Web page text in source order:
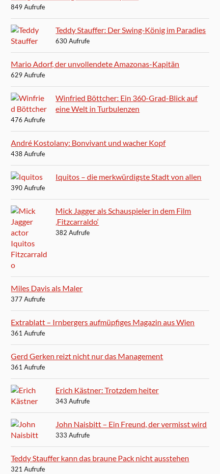
849 Aufrufe
Teddy Stauffer: Der Swing-König im Paradies
630 Aufrufe
Mario Adorf, der unvollendete Amazonas-Kapitän
629 Aufrufe
Winfried Böttcher: Ein 360-Grad-Blick auf
eine Welt in Turbulenzen
476 Aufrufe
André Kostolany: Bonvivant und wacher Kopf
438 Aufrufe
Iquitos – die merkwürdigste Stadt von allen
390 Aufrufe
Mick Jagger als Schauspieler in dem Film
‚Fitzcarraldo‘
382 Aufrufe
Miles Davis als Maler
377 Aufrufe
Extrablatt – Irnbergers aufmüpfiges Magazin aus Wien
361 Aufrufe
Gerd Gerken reizt nicht nur das Management
361 Aufrufe
Erich Kästner: Trotzdem heiter
343 Aufrufe
John Naisbitt – Ein Freund, der vermisst wird
333 Aufrufe
Teddy Stauffer kann das braune Pack nicht ausstehen
321 Aufrufe